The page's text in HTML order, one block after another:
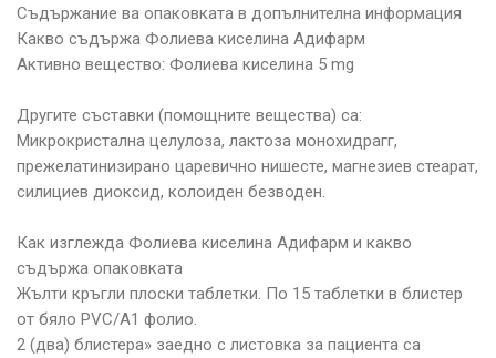
Съдържание ва опаковката в допълнителна информация
Какво съдържа Фолиева киселина Адифарм
Активно вещество: Фолиева киселина 5 mg
Другите съставки (помощните вещества) са:
Микрокристална целулоза, лактоза монохидрагг,
прежелатинизирано царевично нишесте, магнезиев стеарат,
силициев диоксид, колоиден безводен.
Как изглежда Фолиева киселина Адифарм и какво
съдържа опаковката
Жълти кръгли плоски таблетки. По 15 таблетки в блистер
от бяло PVC/A1 фолио.
2 (два) блистера» заедно с листовка за пациента са